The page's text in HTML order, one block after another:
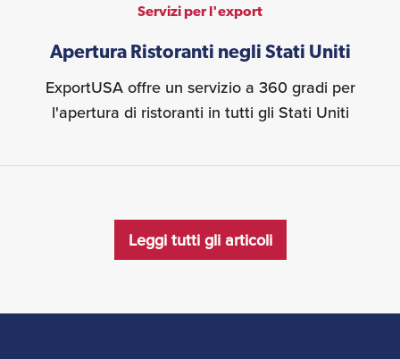
Servizi per l'export
Apertura Ristoranti negli Stati Uniti
ExportUSA offre un servizio a 360 gradi per
l'apertura di ristoranti in tutti gli Stati Uniti
Leggi tutti gli articoli